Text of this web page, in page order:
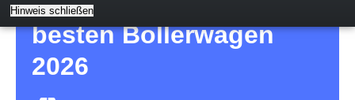
besten Bollerwagen
2026
Hinweis schließen